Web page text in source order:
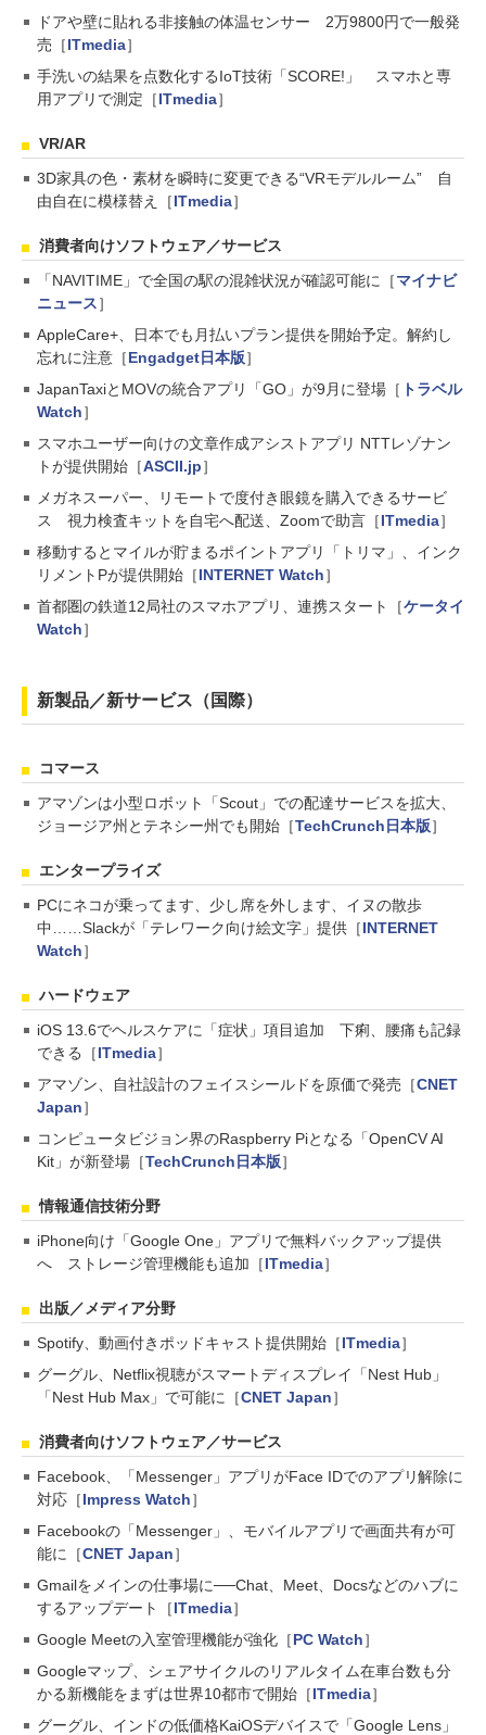
ドアや壁に貼れる非接触の体温センサー 2万9800円で一般発
売［ITmedia］
手洗いの結果を点数化するIoT技術「SCORE!」 スマホと専
用アプリで測定［ITmedia］
VR/AR
3D家具の色・素材を瞬時に変更できる“VRモデルルーム” 自
由自在に模様替え［ITmedia］
消費者向けソフトウェア／サービス
「NAVITIME」で全国の駅の混雑状況が確認可能に［マイナビ
ニュース］
AppleCare+、日本でも月払いプラン提供を開始予定。解約し
忘れに注意［Engadget日本版］
JapanTaxiとMOVの統合アプリ「GO」が9月に登場［ トラベル
Watch］
スマホユーザー向けの文章作成アシストアプリ NTTレゾナン
トが提供開始［ASCII.jp］
メガネスーパー、リモートで度付き眼鏡を購入できるサービ
ス 視力検査キットを自宅へ配送、Zoomで助言［ITmedia］
移動するとマイルが貯まるポイントアプリ「トリマ」、インク
リメントPが提供開始［INTERNET Watch］
首都圏の鉄道12局社のスマホアプリ、連携スタート［ケータイ
Watch］
新製品／新サービス（国際）
コマース
アマゾンは小型ロボット「Scout」での配達サービスを拡大、
ジョージア州とテネシー州でも開始［TechCrunch日本版］
エンタープライズ
PCにネコが乗ってます、少し席を外します、イヌの散歩
中……Slackが「テレワーク向け絵文字」提供［INTERNET
Watch］
ハードウェア
iOS 13.6でヘルスケアに「症状」項目追加 下痢、腰痛も記録
できる［ITmedia］
アマゾン、自社設計のフェイスシールドを原価で発売［CNET
Japan］
コンピュータビジョン界のRaspberry Piとなる「OpenCV AI
Kit」が新登場［TechCrunch日本版］
情報通信技術分野
iPhone向け「Google One」アプリで無料バックアップ提供
へ ストレージ管理機能も追加［ITmedia］
出版／メディア分野
Spotify、動画付きポッドキャスト提供開始［ITmedia］
グーグル、Netflix視聴がスマートディスプレイ「Nest Hub」
「Nest Hub Max」で可能に［CNET Japan］
消費者向けソフトウェア／サービス
Facebook、「Messenger」アプリがFace IDでのアプリ解除に
対応［Impress Watch］
Facebookの「Messenger」、モバイルアプリで画面共有が可
能に［CNET Japan］
Gmailをメインの仕事場に──Chat、Meet、Docsなどのハブに
するアップデート［ITmedia］
Google Meetの入室管理機能が強化［PC Watch］
Googleマップ、シェアサイクルのリアルタイム在車台数も分
かる新機能をまずは世界10都市で開始［ITmedia］
グーグル、インドの低価格KaiOSデバイスで「Google Lens」